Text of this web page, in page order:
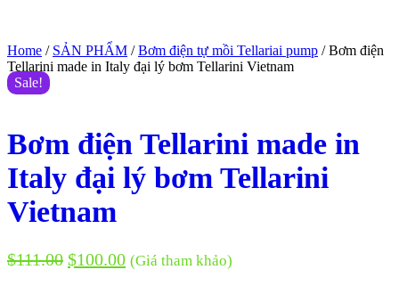
Home / SẢN PHẨM /Bơm điện tự mồi Tellariai pump / Bơm điện
Tellarini made in Italy đại lý bơm Tellarini Vietnam
Sale!
Bơm điện Tellarini made in
Italy đại lý bơm Tellarini
Vietnam
$111.00 $100.00 (Giá tham khảo)